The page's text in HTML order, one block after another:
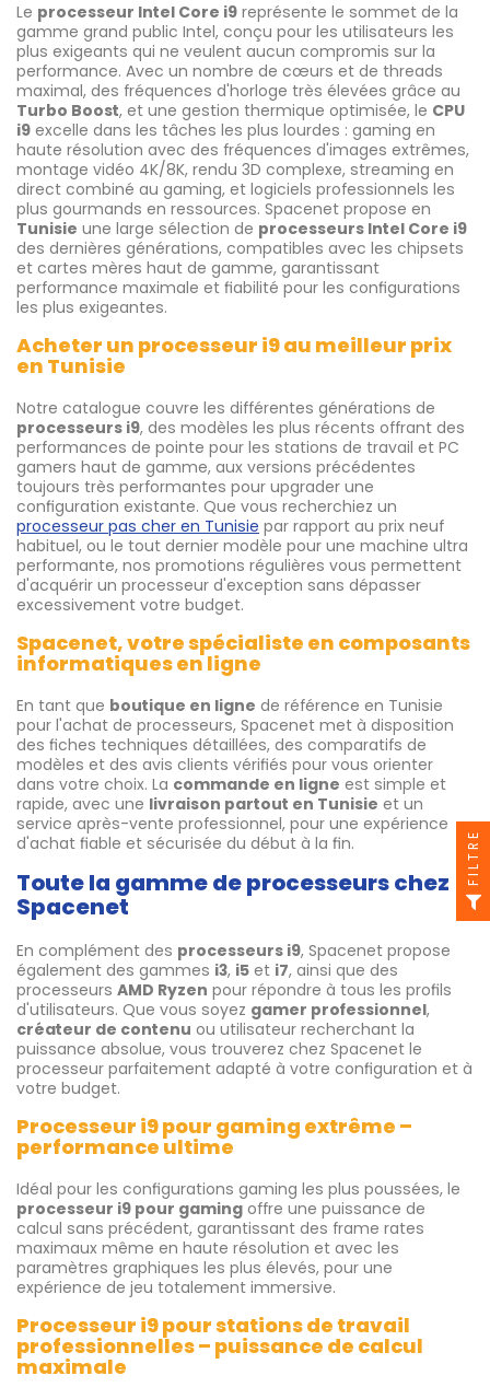
Le processeur Intel Core i9 représente le sommet de la
gamme grand public Intel, conçu pour les utilisateurs les
plus exigeants qui ne veulent aucun compromis sur la
performance. Avec un nombre de cœurs et de threads
maximal, des fréquences d'horloge très élevées grâce au
Turbo Boost, et une gestion thermique optimisée, le CPU
i9 excelle dans les tâches les plus lourdes : gaming en
haute résolution avec des fréquences d'images extrêmes,
montage vidéo 4K/8K, rendu 3D complexe, streaming en
direct combiné au gaming, et logiciels professionnels les
plus gourmands en ressources. Spacenet propose en
Tunisie une large sélection de processeurs Intel Core i9
des dernières générations, compatibles avec les chipsets
et cartes mères haut de gamme, garantissant
performance maximale et fiabilité pour les configurations
les plus exigeantes.
Acheter un processeur i9 au meilleur prix
en Tunisie
Notre catalogue couvre les différentes générations de
processeurs i9, des modèles les plus récents offrant des
performances de pointe pour les stations de travail et PC
gamers haut de gamme, aux versions précédentes
toujours très performantes pour upgrader une
configuration existante. Que vous recherchiez un
processeur pas cher en Tunisie par rapport au prix neuf
habituel, ou le tout dernier modèle pour une machine ultra
performante, nos promotions régulières vous permettent
d'acquérir un processeur d'exception sans dépasser
excessivement votre budget.
Spacenet, votre spécialiste en composants
informatiques en ligne
En tant que boutique en ligne de référence en Tunisie
pour l'achat de processeurs, Spacenet met à disposition
des fiches techniques détaillées, des comparatifs de
modèles et des avis clients vérifiés pour vous orienter
dans votre choix. La commande en ligne est simple et
rapide, avec une livraison partout en Tunisie et un
service après-vente professionnel, pour une expérience
d'achat fiable et sécurisée du début à la fin.
Toute la gamme de processeurs chez
Spacenet
En complément des processeurs i9, Spacenet propose
également des gammes i3, i5 et i7, ainsi que des
processeurs AMD Ryzen pour répondre à tous les profils
d'utilisateurs. Que vous soyez gamer professionnel,
créateur de contenu ou utilisateur recherchant la
puissance absolue, vous trouverez chez Spacenet le
processeur parfaitement adapté à votre configuration et à
votre budget.
Processeur i9 pour gaming extrême –
performance ultime
Idéal pour les configurations gaming les plus poussées, le
processeur i9 pour gaming offre une puissance de
calcul sans précédent, garantissant des frame rates
maximaux même en haute résolution et avec les
paramètres graphiques les plus élevés, pour une
expérience de jeu totalement immersive.
Processeur i9 pour stations de travail
professionnelles – puissance de calcul
maximale
FILTRE